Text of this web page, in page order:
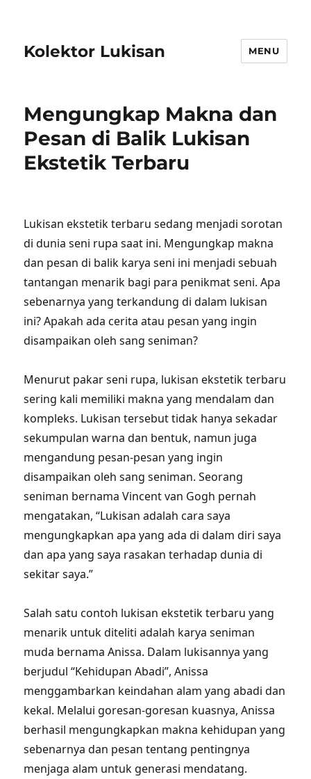
Kolektor Lukisan MENU
Mengungkap Makna dan
Pesan di Balik Lukisan
Ekstetik Terbaru
Lukisan ekstetik terbaru sedang menjadi sorotan
di dunia seni rupa saat ini. Mengungkap makna
dan pesan di balik karya seni ini menjadi sebuah
tantangan menarik bagi para penikmat seni. Apa
sebenarnya yang terkandung di dalam lukisan
ini? Apakah ada cerita atau pesan yang ingin
disampaikan oleh sang seniman?
Menurut pakar seni rupa, lukisan ekstetik terbaru
sering kali memiliki makna yang mendalam dan
kompleks. Lukisan tersebut tidak hanya sekadar
sekumpulan warna dan bentuk, namun juga
mengandung pesan-pesan yang ingin
disampaikan oleh sang seniman. Seorang
seniman bernama Vincent van Gogh pernah
mengatakan, “Lukisan adalah cara saya
mengungkapkan apa yang ada di dalam diri saya
dan apa yang saya rasakan terhadap dunia di
sekitar saya.”
Salah satu contoh lukisan ekstetik terbaru yang
menarik untuk diteliti adalah karya seniman
muda bernama Anissa. Dalam lukisannya yang
berjudul “Kehidupan Abadi”, Anissa
menggambarkan keindahan alam yang abadi dan
kekal. Melalui goresan-goresan kuasnya, Anissa
berhasil mengungkapkan makna kehidupan yang
sebenarnya dan pesan tentang pentingnya
menjaga alam untuk generasi mendatang.